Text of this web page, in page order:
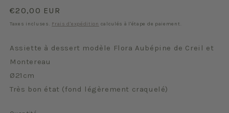
Prix
habituel
€20,00 EUR
Taxes incluses. Frais d'expédition calculés à l'étape de paiement.
Assiette à dessert modèle Flora Aubépine de Creil et
Montereau
Ø21cm
Très bon état (fond légèrement craquelé)